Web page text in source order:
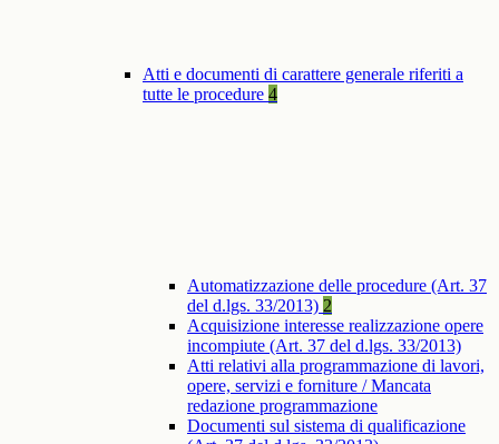
Atti e documenti di carattere generale riferiti a
tutte le procedure 4
Automatizzazione delle procedure (Art. 37
del d.lgs. 33/2013) 2
Acquisizione interesse realizzazione opere
incompiute (Art. 37 del d.lgs. 33/2013)
Atti relativi alla programmazione di lavori,
opere, servizi e forniture / Mancata
redazione programmazione
Documenti sul sistema di qualificazione